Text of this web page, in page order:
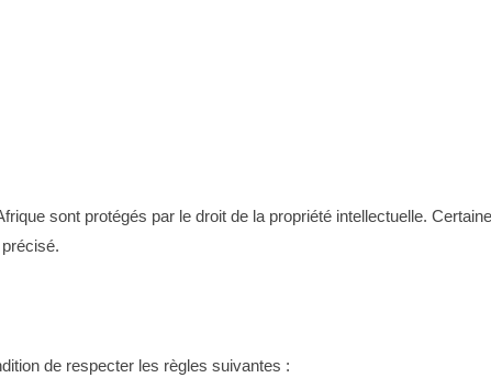
sont protégés par le droit de la propriété intellectuelle.
de respecter les règles suivantes :